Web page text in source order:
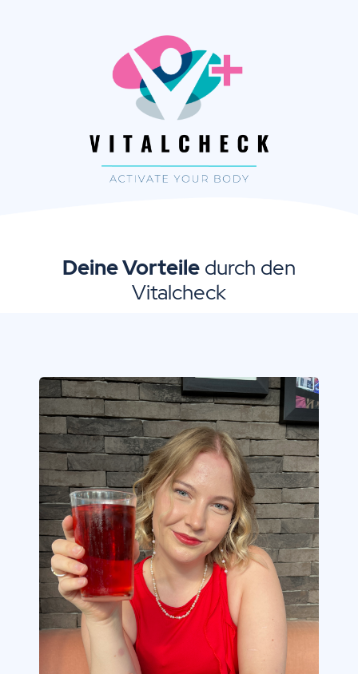
Deine Vorteile durch den
Vitalcheck